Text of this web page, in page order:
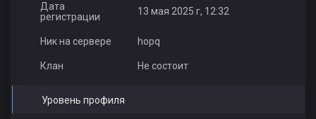
Дата
регистрации
13 мая 2025 г, 12:32
Ник на сервере hopq
Клан Не состоит
Уровень профиля